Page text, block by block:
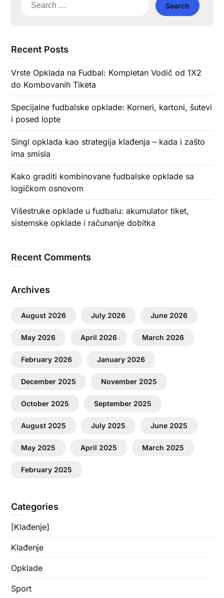
Recent Posts
Vrste Opklada na Fudbal: Kompletan Vodič od 1X2
do Kombovanih Tiketa
Specijalne fudbalske opklade: Korneri, kartoni, šutevi
i posed lopte
Singl opklada kao strategija klađenja – kada i zašto
ima smisla
Kako graditi kombinovane fudbalske opklade sa
logičkom osnovom
Višestruke opklade u fudbalu: akumulator tiket,
sistemske opklade i računanje dobitka
Recent Comments
Archives
August 2026 July 2026 June 2026
May 2026 April 2026 March 2026
February 2026 January 2026
December 2025 November 2025
October 2025 September 2025
August 2025 July 2025 June 2025
May 2025 April 2025 March 2025
February 2025
Categories
[Klađenje]
Klađenje
Opklade
Sport